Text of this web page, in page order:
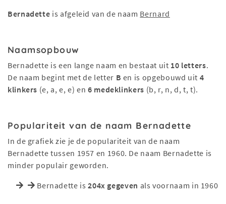
Bernadette is afgeleid van de naam Bernard
Naamsopbouw
Bernadette is een lange naam en bestaat uit 10 letters.
De naam begint met de letter B en is opgebouwd uit 4
klinkers (e, a, e, e) en6 medeklinkers (b, r, n, d, t, t).
Populariteit van de naam Bernadette
In de grafiek zie je de populariteit van de naam
Bernadette tussen 1957 en 1960. De naam Bernadette is
minder populair geworden.
Bernadette is204x gegeven als voornaam in 1960